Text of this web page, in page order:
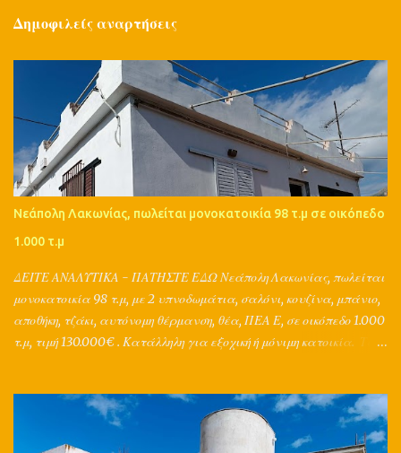
Δημοφιλείς αναρτήσεις
Νεάπολη Λακωνίας, πωλείται μονοκατοικία 98 τ.μ σε οικόπεδο
1.000 τ.μ
ΔΕΙΤΕ ΑΝΑΛΥΤΙΚΑ - ΠΑΤΗΣΤΕ ΕΔΩ Νεάπολη Λακωνίας, πωλείται
μονοκατοικία 98 τ.μ, με 2 υπνοδωμάτια, σαλόνι, κουζίνα, μπάνιο,
αποθήκη, τζάκι, αυτόνομη θέρμανση, θέα, ΠΕΑ Ε, σε οικόπεδο 1.000
τ.μ, τιμή 130.000€ . Κατάλληλη για εξοχική ή μόνιμη κατοικία. Τα
αγoρά, πώληση, ενοικίαση, αντιπαροχή, ανταλλαγή, διαχείριση,
εκτίμηση, δανειοδότηση, ασφάλιση ενός ακινήτου, με τη
συνεργασία μηχανικών, συμβολαιογράφων, δικηγόρων, τεχνικών,